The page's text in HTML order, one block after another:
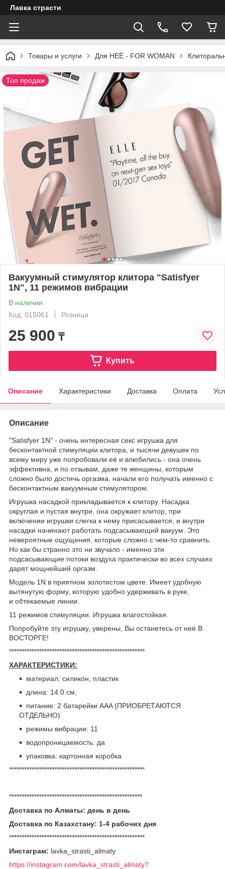
Лавка страсти
Товары и услуги Для НЕЁ - FOR WOMAN
Топ продаж
Вакуумный стимулятор клитора "Satisfyer
1N", 11 режимов вибрации
В наличии
Код: 015061
Розница
25 900 ₸
Купить
Описание Характеристики Доставка Оплата
Описание
"Satisfyer 1N" - очень интересная секс игрушка для
бесконтактной стимуляции клитора, и тысячи девушек по
всему миру уже попробовали её и влюбились - она очень
эффективна, и по отзывам, даже те женщины, которым
сложно было достичь оргазма, начали его получать именно с
бесконтактным вакуумным стимулятором.
Игрушка насадкой прикладывается к клитору. Насадка
округлая и пустая внутри, она окружает клитор, при
включении игрушки слегка к нему присасывается, и внутри
насадки начинают работать подсасывающий вакуум. Это
невероятные ощущения, которые сложно с чем-то сравнить.
Но как бы странно это ни звучало - именно эти
подсасывающие потоки воздуха практически во всех случаях
дарят мощнейший оргазм.
Модель 1N в приятном золотистом цвете. Имеет удобную
вытянутую форму, которую удобно удерживать в руке,
и обтекаемые линии.
11 режимов стимуляции. Игрушка влагоcтойкая.
Попробуйте эту игрушку, уверены, Вы останетесь от неё В
ВОСТОРГЕ!
******************************************************
ХАРАКТЕРИСТИКИ:
материал: силикон, пластик
длина: 14.0 см,
питание: 2 батарейки AAA (ПРИОБРЕТАЮТСЯ
ОТДЕЛЬНО)
режимы вибрации: 11
водопроницаемость: да
упаковка: картонная коробка
******************************************************
*****************************************************
Доставка по Алматы: день в день
Доставка по Казахстану: 1-4 рабочих дня
******************************************************
Инстаграм: lavka_strasti_almaty
https://instagram.com/lavka_strasti_almaty?